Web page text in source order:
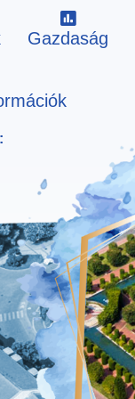
Gazdaság